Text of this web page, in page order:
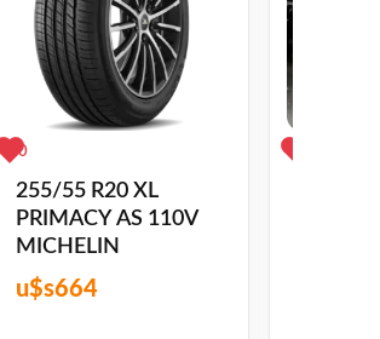
0
255/55 R20 XL
PRIMACY AS 110V
MICHELIN
u$s664